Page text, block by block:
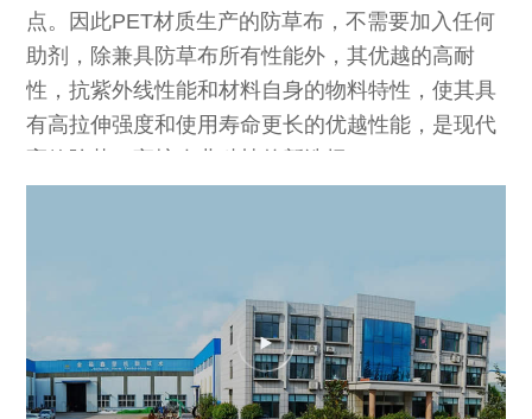
点。因此PET材质生产的防草布，不需要加入任何
助剂，除兼具防草布所有性能外，其优越的高耐
性，抗紫外线性能和材料自身的物料特性，使其具
有高拉伸强度和使用寿命更长的优越性能，是现代
高效除草，守护农业种植的新选择！